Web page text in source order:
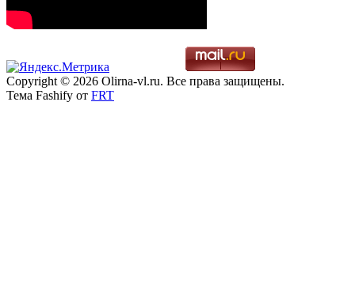
Copyright © 2026 Olirna-vl.ru. Все права защищены.
Тема Fashify от FRT